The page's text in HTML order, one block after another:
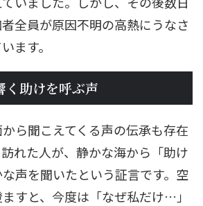
全員が原因不明の高熱にうなさ
ます。
く助けを呼ぶ声
ら聞こえてくる声の伝承も存在
れた人が、静かな海から「助け
声を聞いたという証言です。空
すと、今度は「なぜ私だけ…」